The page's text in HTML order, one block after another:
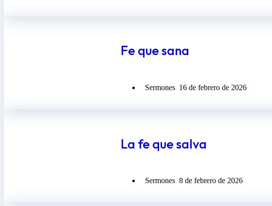
Fe que sana
Sermones 16 de febrero de 2026
La fe que salva
Sermones 8 de febrero de 2026